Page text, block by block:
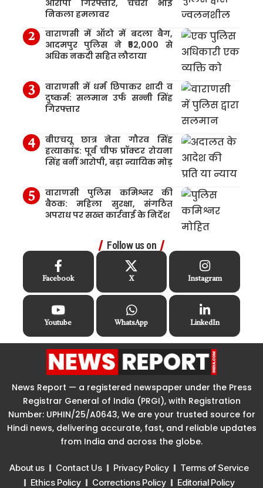
आरोपी गिरफ्तार, चचेरा भाई
निकला हमलावर
वाराणसी में ऑटो में बदला बैग,
आदमपुर पुलिस ने ₹52,000 से
अधिक नकदी सहित लौटाया
वाराणसी में धर्म छिपाकर शादी व
दुष्कर्म: सलमान उर्फ सन्नी सिंह
गिरफ्तार
बीएचयू छात्र नेता गौरव सिंह
हत्याकांड: पूर्व चीफ प्रॉक्टर रोयना
सिंह बनीं आरोपी, बड़ा न्यायिक मोड़
वाराणसी पुलिस कमिश्नर की
बैठक: महिला सुरक्षा, संगठित
अपराध पर सख्त कार्रवाई के निर्देश
Follow us on
Facebook X Instagram
Youtube WhatsApp LinkedIn
News Report — a registered newspaper under the Press
Registrar General of India (PRGI), with Registration
Number: UPHIN/25/A0643, We are your trusted source for
Hindi news, delivering accurate, fast, and reliable updates
from India and across the globe.
About us Contact Us Privacy Policy
Terms of Service
Ethics Policy
Corrections Policy Editorial Policy